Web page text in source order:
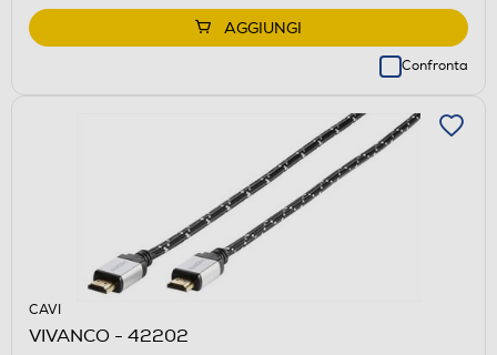
AGGIUNGI
Confronta
CAVI
VIVANCO - 42202